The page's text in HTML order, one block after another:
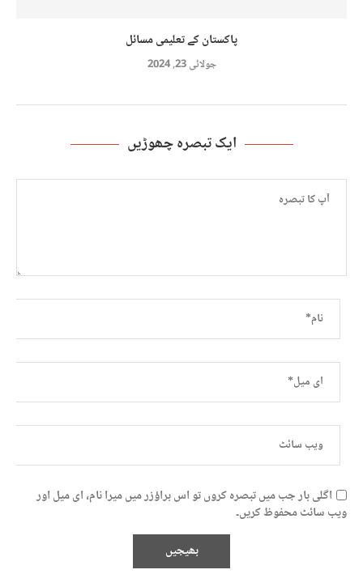
پاکستان کے تعلیمی مسائل
جولائی 23, 2024
ایک تبصرہ چھوڑیں
اگلی بار جب میں تبصرہ کروں تو اس براؤزر میں میرا نام، ای میل اور
ویب سائٹ محفوظ کریں۔